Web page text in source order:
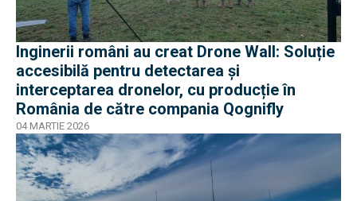
Inginerii români au creat Drone Wall: Soluție
accesibilă pentru detectarea și
interceptarea dronelor, cu producție în
România de către compania Qognifly
04 MARTIE 2026